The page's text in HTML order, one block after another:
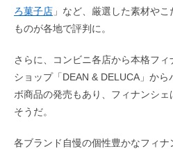
ろ菓子店 」など、厳選した素材や
ものが各地で評判に。
さらに、コンビニ各店から本格フ
ショップ「DEAN & DELUCA」か
ボ商品の発売もあり、フィナンシ
そうだ。
各ブランド自慢の個性豊かなフィ